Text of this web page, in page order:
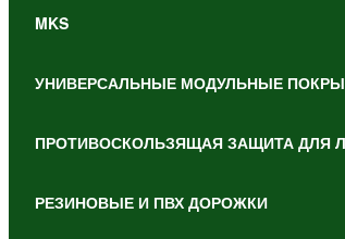
MKS
УНИВЕРСАЛЬНЫЕ МОДУЛЬНЫЕ
ПРОТИВОСКОЛЬЗЯЩАЯ ЗАЩИТА ДЛЯ
РЕЗИНОВЫЕ И ПВХ ДОРОЖКИ